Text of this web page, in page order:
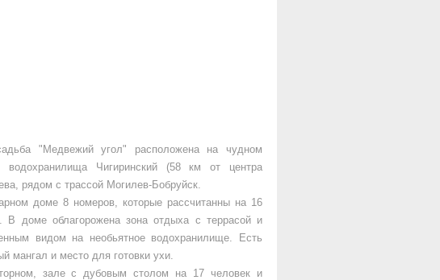
"Медвежий угол" расположена на чудном
водохранилища Чигиринский (58 км от центра
рядом с трассой Могилев-Бобруйск.
доме 8 номеров, которые рассчитанны на 16
В доме облагорожена зона отдыха с террасой и
видом на необьятное водохранилище. Есть
мангал и место для готовки ухи.
зале с дубовым столом на 17 человек и